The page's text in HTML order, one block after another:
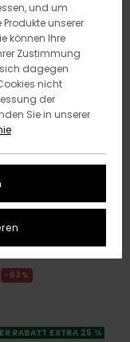
ORGANIC COTTON
Pocket Y
63%
RABATT EXTRA 25 %
und um
unserer
können Ihre
Zustimmung
dagegen
nicht
der
Sie in unserer